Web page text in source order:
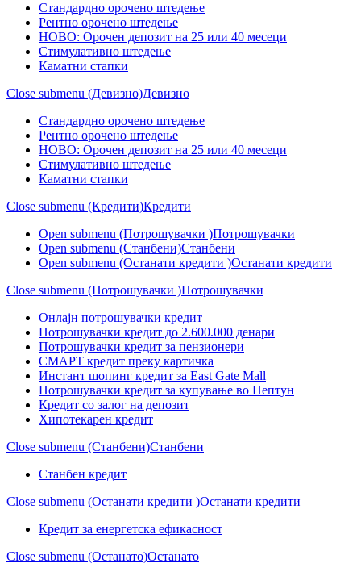
Стандардно орочено штедење
Рентно орочено штедење
НОВО: Орочен депозит на 25 или 40 месеци
Стимулативно штедење
Каматни стапки
Close submenu (Девизно)Девизно
Стандардно орочено штедење
Рентно орочено штедење
НОВО: Орочен депозит на 25 или 40 месеци
Стимулативно штедење
Каматни стапки
Close submenu (Кредити)Кредити
Open submenu (Потрошувачки )Потрошувачки
Open submenu (Станбени)Станбени
Open submenu (Останати кредити )Останати кредити
Close submenu (Потрошувачки )Потрошувачки
Онлајн потрошувачки кредит
Потрошувачки кредит до 2.600.000 денари
Потрошувачки кредит за пензионери
СМАРТ кредит преку картичка
Инстант шопинг кредит за East Gate Mall
Потрошувачки кредит за купување во Нептун
Кредит со залог на депозит
Хипотекарен кредит
Close submenu (Станбени)Станбени
Станбен кредит
Close submenu (Останати кредити )Останати кредити
Кредит за енергетска ефикасност
Close submenu (Останато)Останато